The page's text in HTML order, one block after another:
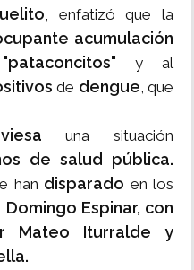
, enfatizó que la
acumulación
"pataconcitos" y al
de dengue, que
una situación
de salud pública.
han disparado en los
Espinar, con
Mateo Iturralde y